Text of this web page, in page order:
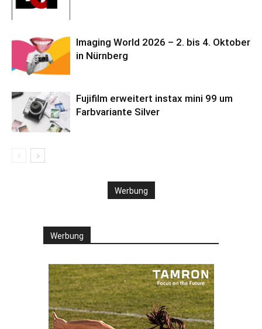
Imaging World 2026 – 2. bis 4. Oktober
in Nürnberg
Fujifilm erweitert instax mini 99 um
Farbvariante Silver
Werbung
Werbung